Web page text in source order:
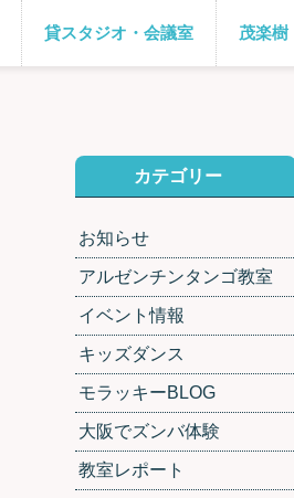
貸スタジオ・会議室 茂楽樹
カテゴリー
お知らせ
アルゼンチンタンゴ教室
イベント情報
キッズダンス
モラッキーBLOG
大阪でズンバ体験
教室レポート